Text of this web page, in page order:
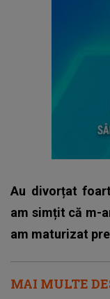
Au divorțat
am simțit că m-
am maturizat
MAI MULTE